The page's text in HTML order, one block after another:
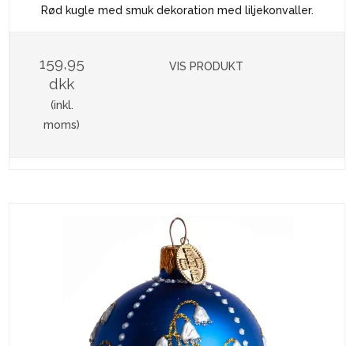
Rød kugle med smuk dekoration med liljekonvaller.
159,95
dkk
(inkl.
moms)
VIS PRODUKT